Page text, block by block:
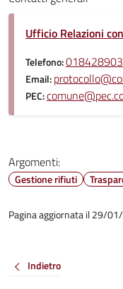
Ufficio Relazioni
Telefono:
Email:
PEC:
Argomenti:
Gestione rifiuti
Pagina aggiornata il 29/
Indietro